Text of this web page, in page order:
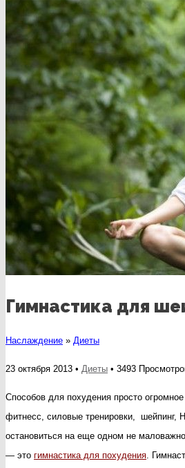
Гимнастика для
Наслаждение » Диеты
23 октября 2013 • Диеты • 3493
Способов для похудения просто
фитнесс, силовые тренировки, шейпинг,
остановиться на еще одном не
— это гимнастика для похудения .